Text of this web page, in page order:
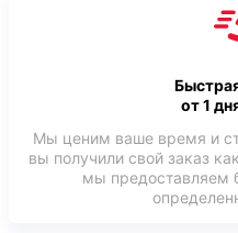
от 1
Мы ценим ваше время и
вы получили свой заказ
мы предоставляем